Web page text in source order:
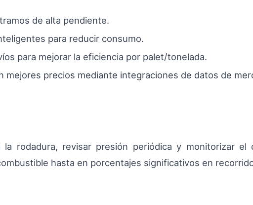
de alta pendiente.
para reducir consumo.
para mejorar la eficiencia por palet/tonelada.
mejores precios mediante integraciones de datos de
rodadura, revisar presión periódica y monitorizar el
hasta en porcentajes significativos en